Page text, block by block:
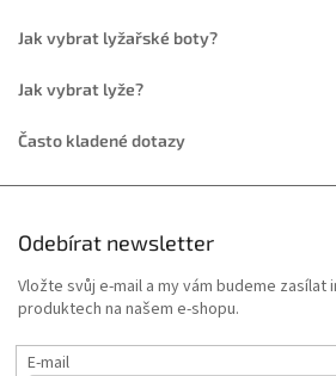
Jak vybrat lyžařské boty?
Jak vybrat lyže?
Často kladené dotazy
Odebírat newsletter
Vložte svůj e-mail a my vám budeme zasílat
produktech na našem e-shopu.
E-mail